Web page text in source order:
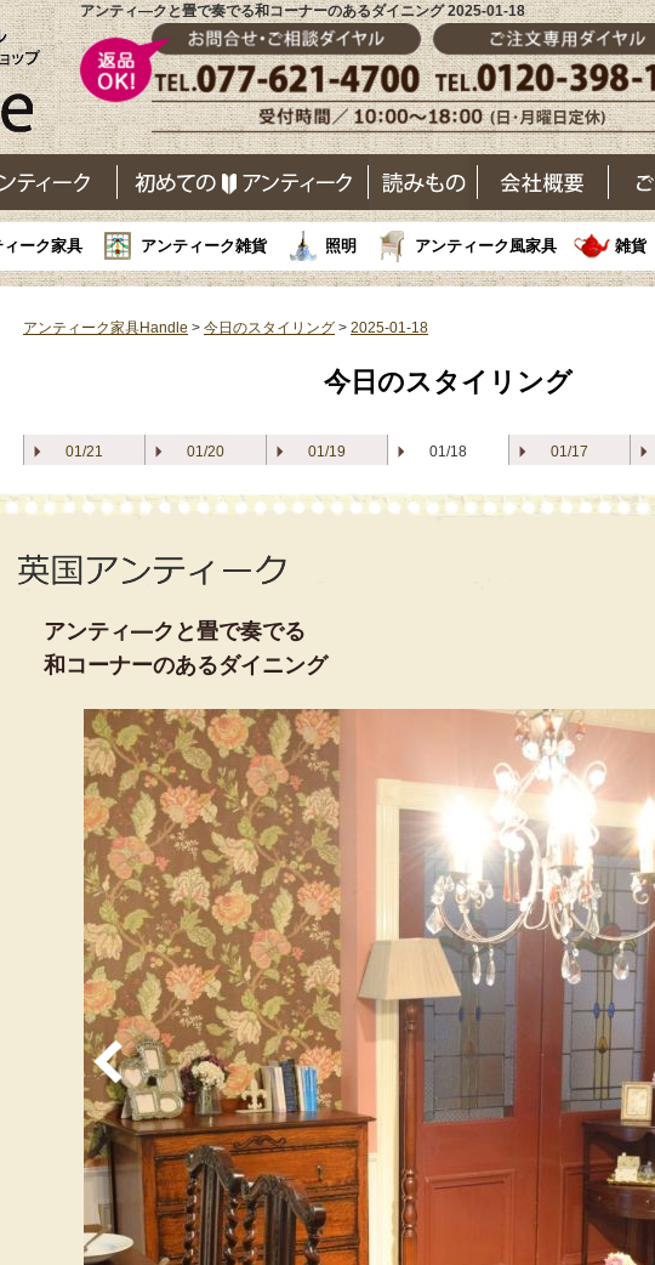
アンティ―クと畳で奏でる和コーナーのあるダイニング 2025-01-18
ィーク家具 アンティーク雑貨 照明 アンティーク風家具 雑貨
アンティーク家具Handle > 今日のスタイリング > 2025-01-18
今日のスタイリング
01/21 01/20 01/19 01/18 01/17
アンティ―クと畳で奏でる
和コーナーのあるダイニング